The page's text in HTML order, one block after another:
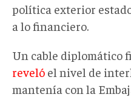
política exterior
a lo financiero.
Un cable diplomático
reveló el nivel de
mantenía con la